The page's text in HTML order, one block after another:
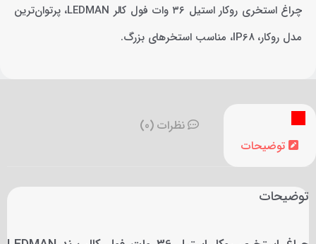
چراغ استخری روکار استیل ۳۶ وات فول کالر LEDMAN، پرتوان‌ترین
مدل روکار، IP68، مناسب استخرهای بزرگ.
توضیحات
نظرات (0)
توضیحات